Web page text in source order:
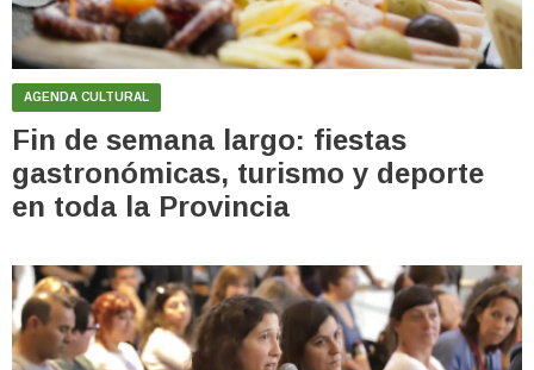
AGENDA CULTURAL
Fin de semana largo: fiestas
gastronómicas, turismo y deporte
en toda la Provincia